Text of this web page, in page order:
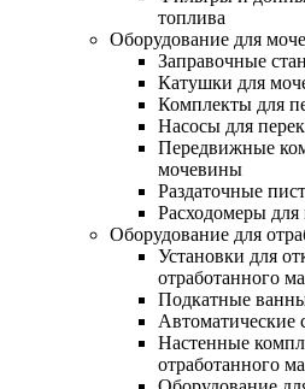
топлива
Оборудование для
Заправочные
Катушки для
Комплекты для
Насосы для
Передвижные
мочевины
Раздаточные
Расходомеры
Оборудование для
Установки для
отработанного
Подкатные
Автоматические
Настенные
отработанного